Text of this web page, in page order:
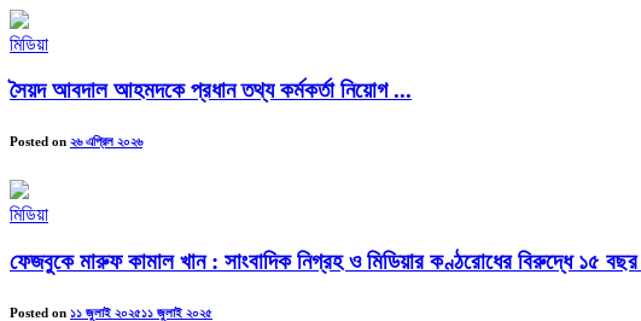
মিডিয়া
সৈয়দ আবদাল আহমদকে প্রধান তথ্য কর্মকর্তা নিয়োগ ...
Posted on ২৬ এপ্রিল ২০২৬
মিডিয়া
ফেজবুকে মারুফ কামাল খান : সাংবাদিক নিগ্রহ ও মিডিয়ার কণ্ঠরোধের বিরুদ্ধে ১৫
Posted on ১১ জুলাই ২০২৫১১ জুলাই ২০২৫